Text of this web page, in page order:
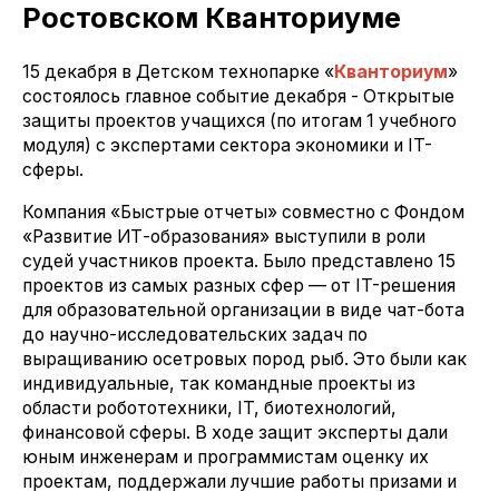
Ростовском Кванториуме
15 декабря в Детском технопарке «Кванториум»
состоялось главное событие декабря - Открытые
защиты проектов учащихся (по итогам 1 учебного
модуля) с экспертами сектора экономики и IT-
сферы.
Компания «Быстрые отчеты» совместно с Фондом
«Развитие ИТ-образования» выступили в роли
судей участников проекта. Было представлено 15
проектов из самых разных сфер — от IT-решения
для образовательной организации в виде чат-бота
до научно-исследовательских задач по
выращиванию осетровых пород рыб. Это были как
индивидуальные, так командные проекты из
области робототехники, IT, биотехнологий,
финансовой сферы. В ходе защит эксперты дали
юным инженерам и программистам оценку их
проектам, поддержали лучшие работы призами и